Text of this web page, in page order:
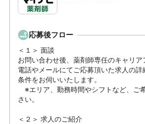
応募後フロー
＜１＞ 面談
お問い合わせ後、薬剤師専任のキャリア
電話やメールにてご応募頂いた求人の詳
条件をお伺いいたします。
※エリア、勤務時間やシフトなど、ご
さい。
＜２＞ 求人のご紹介